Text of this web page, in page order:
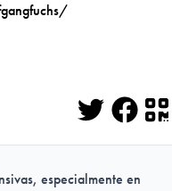
Twitter
especialmente en